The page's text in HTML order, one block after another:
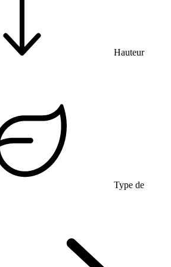
Hauteur
Type de